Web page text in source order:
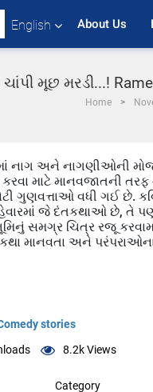
English About Us
મૂછ મરડી...!
Home
નાગ અને નાગણીઓની
માટે માનવજાતની
ગુણવત્તાઓ વધી ગઈ છે.
જે દંતકથાઓ છે, તે
સમગ્ર ચિત્ર રજૂ
માનવતા અને
stories
8.2kViews
Category